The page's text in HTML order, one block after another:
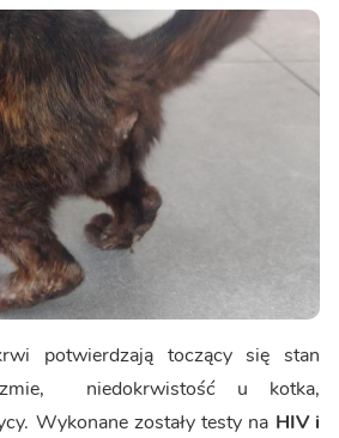
potwierdzają toczący się stan
niedokrwistość u kotka,
Wykonane zostały testy na HIV i